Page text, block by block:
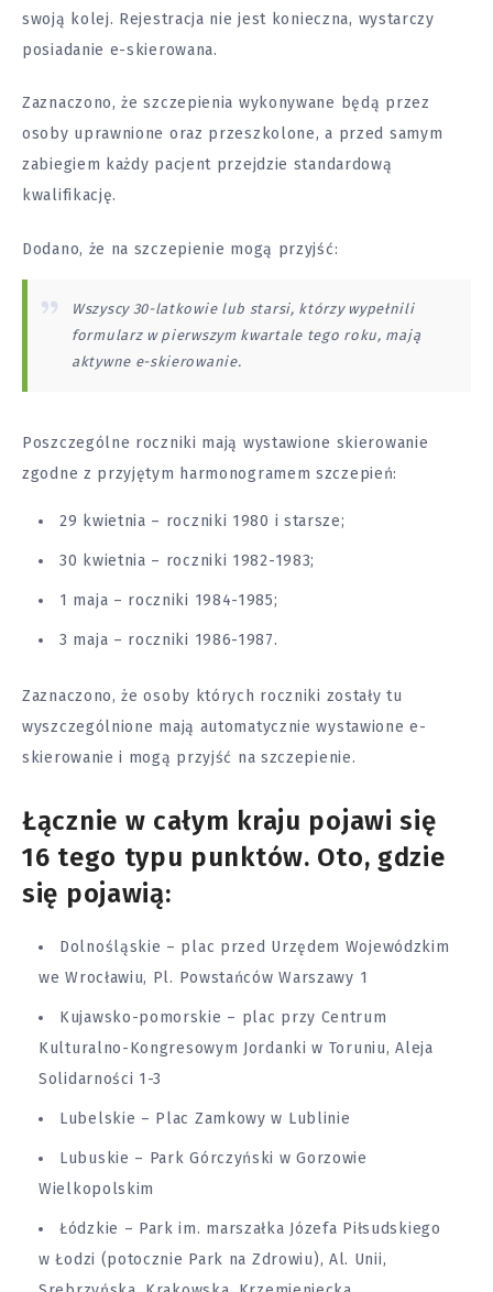
swoją kolej. Rejestracja nie jest konieczna, wystarczy
posiadanie e-skierowana.
Zaznaczono, że szczepienia wykonywane będą przez
osoby uprawnione oraz przeszkolone, a przed samym
zabiegiem każdy pacjent przejdzie standardową
kwalifikację.
Dodano, że na szczepienie mogą przyjść:
Wszyscy 30-latkowie lub starsi, którzy wypełnili
formularz w pierwszym kwartale tego roku, mają
aktywne e-skierowanie.
Poszczególne roczniki mają wystawione skierowanie
zgodne z przyjętym harmonogramem szczepień:
29 kwietnia – roczniki 1980 i starsze;
30 kwietnia – roczniki 1982-1983;
1 maja – roczniki 1984-1985;
3 maja – roczniki 1986-1987.
Zaznaczono, że osoby których roczniki zostały tu
wyszczególnione mają automatycznie wystawione e-
skierowanie i mogą przyjść na szczepienie.
Łącznie w całym kraju pojawi się
16 tego typu punktów. Oto, gdzie
się pojawią:
Dolnośląskie – plac przed Urzędem Wojewódzkim
we Wrocławiu, Pl. Powstańców Warszawy 1
Kujawsko-pomorskie – plac przy Centrum
Kulturalno-Kongresowym Jordanki w Toruniu, Aleja
Solidarności 1-3
Lubelskie – Plac Zamkowy w Lublinie
Lubuskie – Park Górczyński w Gorzowie
Wielkopolskim
Łódzkie – Park im. marszałka Józefa Piłsudskiego
w Łodzi (potocznie Park na Zdrowiu), Al. Unii,